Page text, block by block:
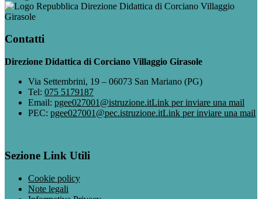
Direzione Didattica di Corciano Villaggio
Girasole
Contatti
Direzione Didattica di Corciano Villaggio Girasole
Via Settembrini, 19 – 06073 San Mariano (PG)
Tel: 075 5179187
Email: pgee027001@istruzione.itLink per inviare una mail
PEC: pgee027001@pec.istruzione.itLink per inviare una mail
Sezione Link Utili
Cookie policy
Note legali